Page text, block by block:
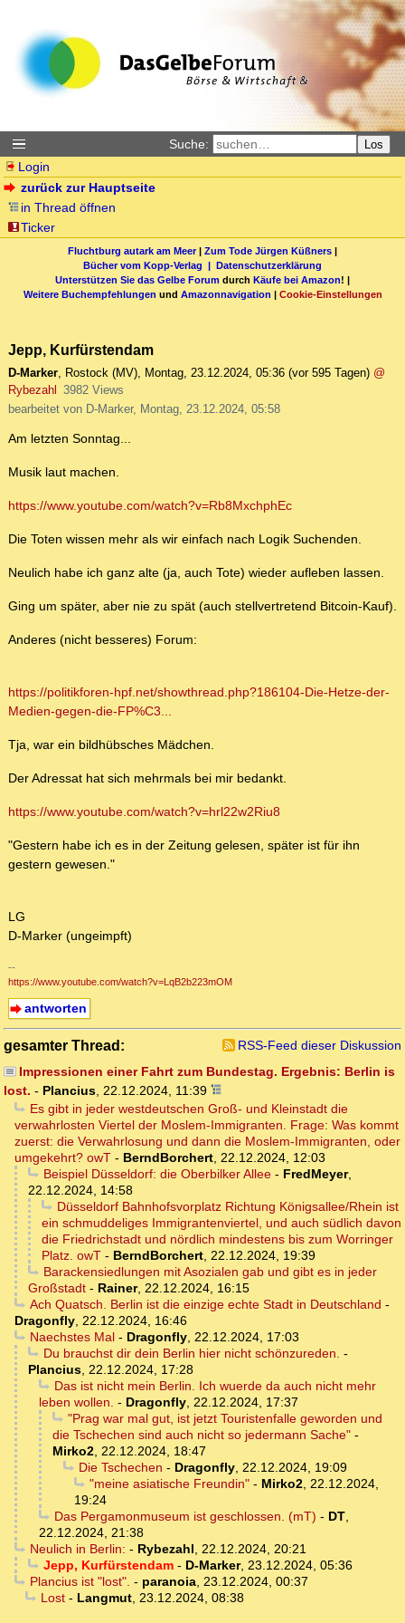
Suche: Los
Login
zurück zur Hauptseite
in Thread öffnen
Ticker
Fluchtburg autark am Meer| Zum Tode Jürgen Küßners |
Bücher vom Kopp-Verlag | Datenschutzerklärung
Unterstützen Sie das Gelbe Forum durch Käufe bei Amazon! |
Weitere Buchempfehlungen und Amazonnavigation | Cookie-Einstellungen
Jepp, Kurfürstendam
D-Marker, Rostock (MV), Montag, 23.12.2024, 05:36 (vor 595 Tagen) @
Rybezahl
3982 Views
bearbeitet von D-Marker, Montag, 23.12.2024, 05:58
Am letzten Sonntag...
Musik laut machen.
https://www.youtube.com/watch?v=Rb8MxchphEc
Die Toten wissen mehr als wir einfach nach Logik Suchenden.
Neulich habe ich ganz alte (ja, auch Tote) wieder aufleben lassen.
Ging um später, aber nie zu spät (auch stellvertretend Bitcoin-Kauf).
Anderes (nicht besseres) Forum:
https://politikforen-hpf.net/showthread.php?186104-Die-Hetze-der-
Medien-gegen-die-FP%C3...
Tja, war ein bildhübsches Mädchen.
Der Adressat hat sich mehrmals bei mir bedankt.
https://www.youtube.com/watch?v=hrl22w2Riu8
"Gestern habe ich es in der Zeitung gelesen, später ist für ihn
gestern gewesen."
LG
D-Marker (ungeimpft)
--
https://www.youtube.com/watch?v=LqB2b223mOM
antworten
gesamter Thread:
RSS-Feed dieser Diskussion
Impressionen einer Fahrt zum Bundestag. Ergebnis: Berlin is
lost. - Plancius, 22.12.2024, 11:39
Es gibt in jeder westdeutschen Groß- und Kleinstadt die
verwahrlosten Viertel der Moslem-Immigranten. Frage: Was kommt
zuerst: die Verwahrlosung und dann die Moslem-Immigranten, oder
umgekehrt? owT - BerndBorchert, 22.12.2024, 12:03
Beispiel Düsseldorf: die Oberbilker Allee- FredMeyer,
22.12.2024, 14:58
Düsseldorf Bahnhofsvorplatz Richtung Königsallee/Rhein ist
ein schmuddeliges Immigrantenviertel, und auch südlich davon
die Friedrichstadt und nördlich mindestens bis zum Worringer
Platz. owT - BerndBorchert, 22.12.2024, 19:39
Barackensiedlungen mit Asozialen gab und gibt es in jeder
Großstadt - Rainer, 22.12.2024, 16:15
Ach Quatsch. Berlin ist die einzige echte Stadt in Deutschland -
Dragonfly, 22.12.2024, 16:46
Naechstes Mal- Dragonfly, 22.12.2024, 17:03
Du brauchst dir dein Berlin hier nicht schönzureden. -
Plancius, 22.12.2024, 17:28
Das ist nicht mein Berlin. Ich wuerde da auch nicht mehr
leben wollen. - Dragonfly, 22.12.2024, 17:37
"Prag war mal gut, ist jetzt Touristenfalle geworden und
die Tschechen sind auch nicht so jedermann Sache" -
Mirko2, 22.12.2024, 18:47
Die Tschechen - Dragonfly, 22.12.2024, 19:09
"meine asiatische Freundin"- Mirko2, 22.12.2024,
19:24
Das Pergamonmuseum ist geschlossen. (mT) - DT,
22.12.2024, 21:38
Neulich in Berlin: - Rybezahl, 22.12.2024, 20:21
Jepp, Kurfürstendam- D-Marker, 23.12.2024, 05:36
Plancius ist "lost". - paranoia, 23.12.2024, 00:37
Lost- Langmut, 23.12.2024, 08:38